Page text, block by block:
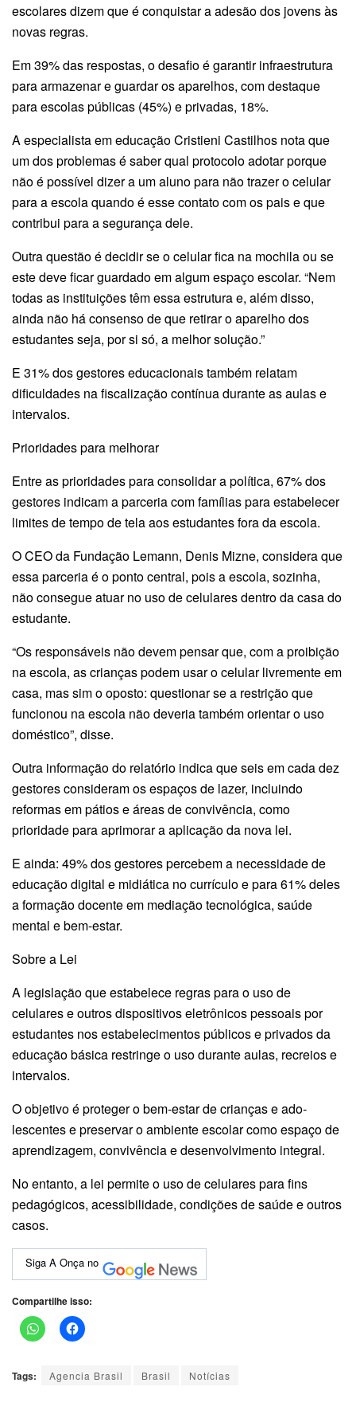
escolares dizem que é conquistar a adesão dos jovens às
novas regras.
Em 39% das respostas, o desafio é garantir infraestrutura
para armazenar e guardar os aparelhos, com destaque
para escolas públicas (45%) e privadas, 18%.
A especialista em educação Cristieni Castilhos nota que
um dos problemas é saber qual protocolo adotar porque
não é possível dizer a um aluno para não trazer o celular
para a escola quando é esse contato com os pais e que
contribui para a segurança dele.
Outra questão é decidir se o celular fica na mochila ou se
este deve ficar guardado em algum espaço escolar. “Nem
todas as instituições têm essa estrutura e, além disso,
ainda não há consenso de que retirar o aparelho dos
estudantes seja, por si só, a melhor solução.”
E 31% dos gestores educacionais também relatam
dificuldades na fiscalização contínua durante as aulas e
intervalos.
Prioridades para melhorar
Entre as prioridades para consolidar a política, 67% dos
gestores indicam a parceria com famílias para estabelecer
limites de tempo de tela aos estudantes fora da escola.
O CEO da Fundação Lemann, Denis Mizne, considera que
essa parceria é o ponto central, pois a escola, sozinha,
não consegue atuar no uso de celulares dentro da casa do
estudante.
“Os responsáveis não devem pensar que, com a proibição
na escola, as crianças podem usar o celular livremente em
casa, mas sim o oposto: questionar se a restrição que
funcionou na escola não deveria também orientar o uso
doméstico”, disse.
Outra informação do relatório indica que seis em cada dez
gestores consideram os espaços de lazer, incluindo
reformas em pátios e áreas de convivência, como
prioridade para aprimorar a aplicação da nova lei.
E ainda: 49% dos gestores percebem a necessidade de
educação digital e midiática no currículo e para 61% deles
a forma­ção docente em mediação tecnológica, saúde
mental e bem-estar.
Sobre a Lei
A legislação que estabelece regras para o uso de
celulares e outros dispositivos eletrônicos pessoais por
estudantes nos estabelecimentos públicos e privados da
educação básica restringe o uso durante aulas, recreios e
intervalos.
O objetivo é proteger o bem-estar de crianças e ado­
lescentes e preservar o ambiente escolar como espaço de
aprendizagem, con­vivência e desenvolvimento integral.
No entanto, a lei permite o uso de celulares para fins
pedagógicos, acessibilidade, condições de saúde e outros
casos.
Siga A Onça no
Compartilhe isso:
Tags: Agencia Brasil Brasil Notícias